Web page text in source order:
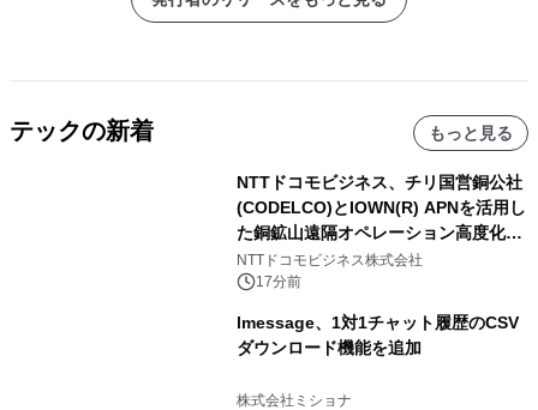
テックの新着 もっと見る
NTTドコモビジネス、チリ国営銅公社
(CODELCO)とIOWN(R) APNを活用し
た銅鉱山遠隔オペレーション高度化に
向けた調査・実証を開始
NTTドコモビジネス株式会社
17分前
lmessage、1対1チャット履歴のCSV
ダウンロード機能を追加
株式会社ミショナ